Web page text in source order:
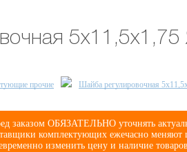
прочие Шайба регулировочная
заказом ОБЯЗАТЕЛЬНО уточнять
комплектующих ежечасно меняют
изменить цену и наличие